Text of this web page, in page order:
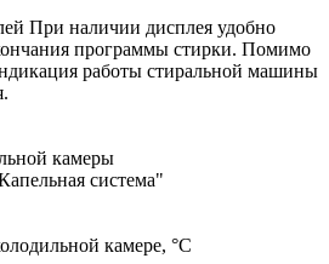
При наличии дисплея удобно
программы стирки. Помимо
работы стиральной машины
камеры
система"
камере, °С